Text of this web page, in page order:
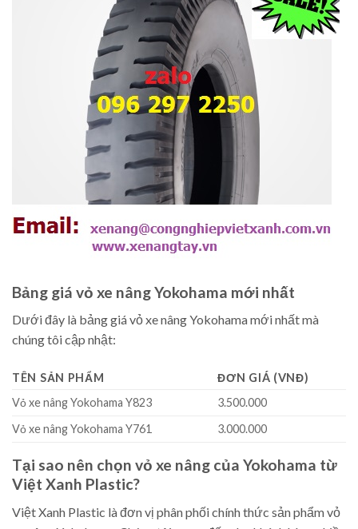
Bảng giá vỏ xe nâng Yokohama mới nhất
Dưới đây là bảng giá vỏ xe nâng Yokohama mới nhất mà
chúng tôi cập nhật:
TÊN SẢN PHẨM
ĐƠN GIÁ (VNĐ)
Vỏ xe nâng Yokohama Y823
3.500.000
Vỏ xe nâng Yokohama Y761
3.000.000
Tại sao nên chọn vỏ xe nâng của Yokohama từ
Việt Xanh Plastic?
Việt Xanh Plastic là đơn vị phân phối chính thức sản phẩm vỏ